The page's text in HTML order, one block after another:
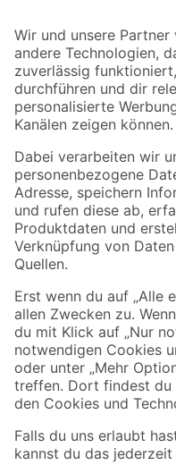
Der toom Newsletter: Keine
Zur Newsletter
Folge uns
Zahlungsarten
Sicher einkaufen
Jetzt die toom-App
Alle Preisangaben in EUR inkl.